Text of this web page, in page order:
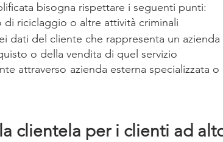
bisogna rispettare i seguenti punti:
riciclaggio o altre attività criminali
dati del cliente che rappresenta un
o della vendita di quel servizio
attraverso azienda esterna specializzata
clientela per i clienti ad